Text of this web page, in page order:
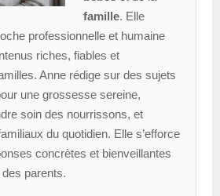
famille. Elle
professionnelle et humaine
riches, fiables et
Anne rédige sur des sujets
une grossesse sereine,
soin des nourrissons, et
du quotidien. Elle s’efforce
concrètes et bienveillantes
parents.